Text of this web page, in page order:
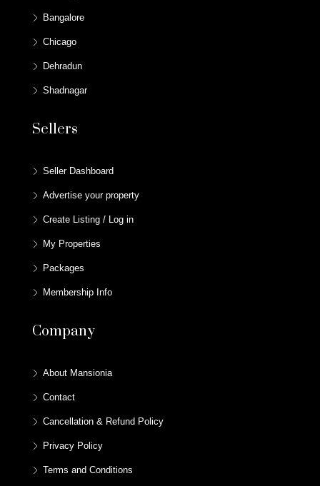
Bangalore
Chicago
Dehradun
Shadnagar
Sellers
Seller Dashboard
Advertise your property
Create Listing / Log in
My Properties
Packages
Membership Info
Company
About Mansionia
Contact
Cancellation & Refund Policy
Privacy Policy
Terms and Conditions